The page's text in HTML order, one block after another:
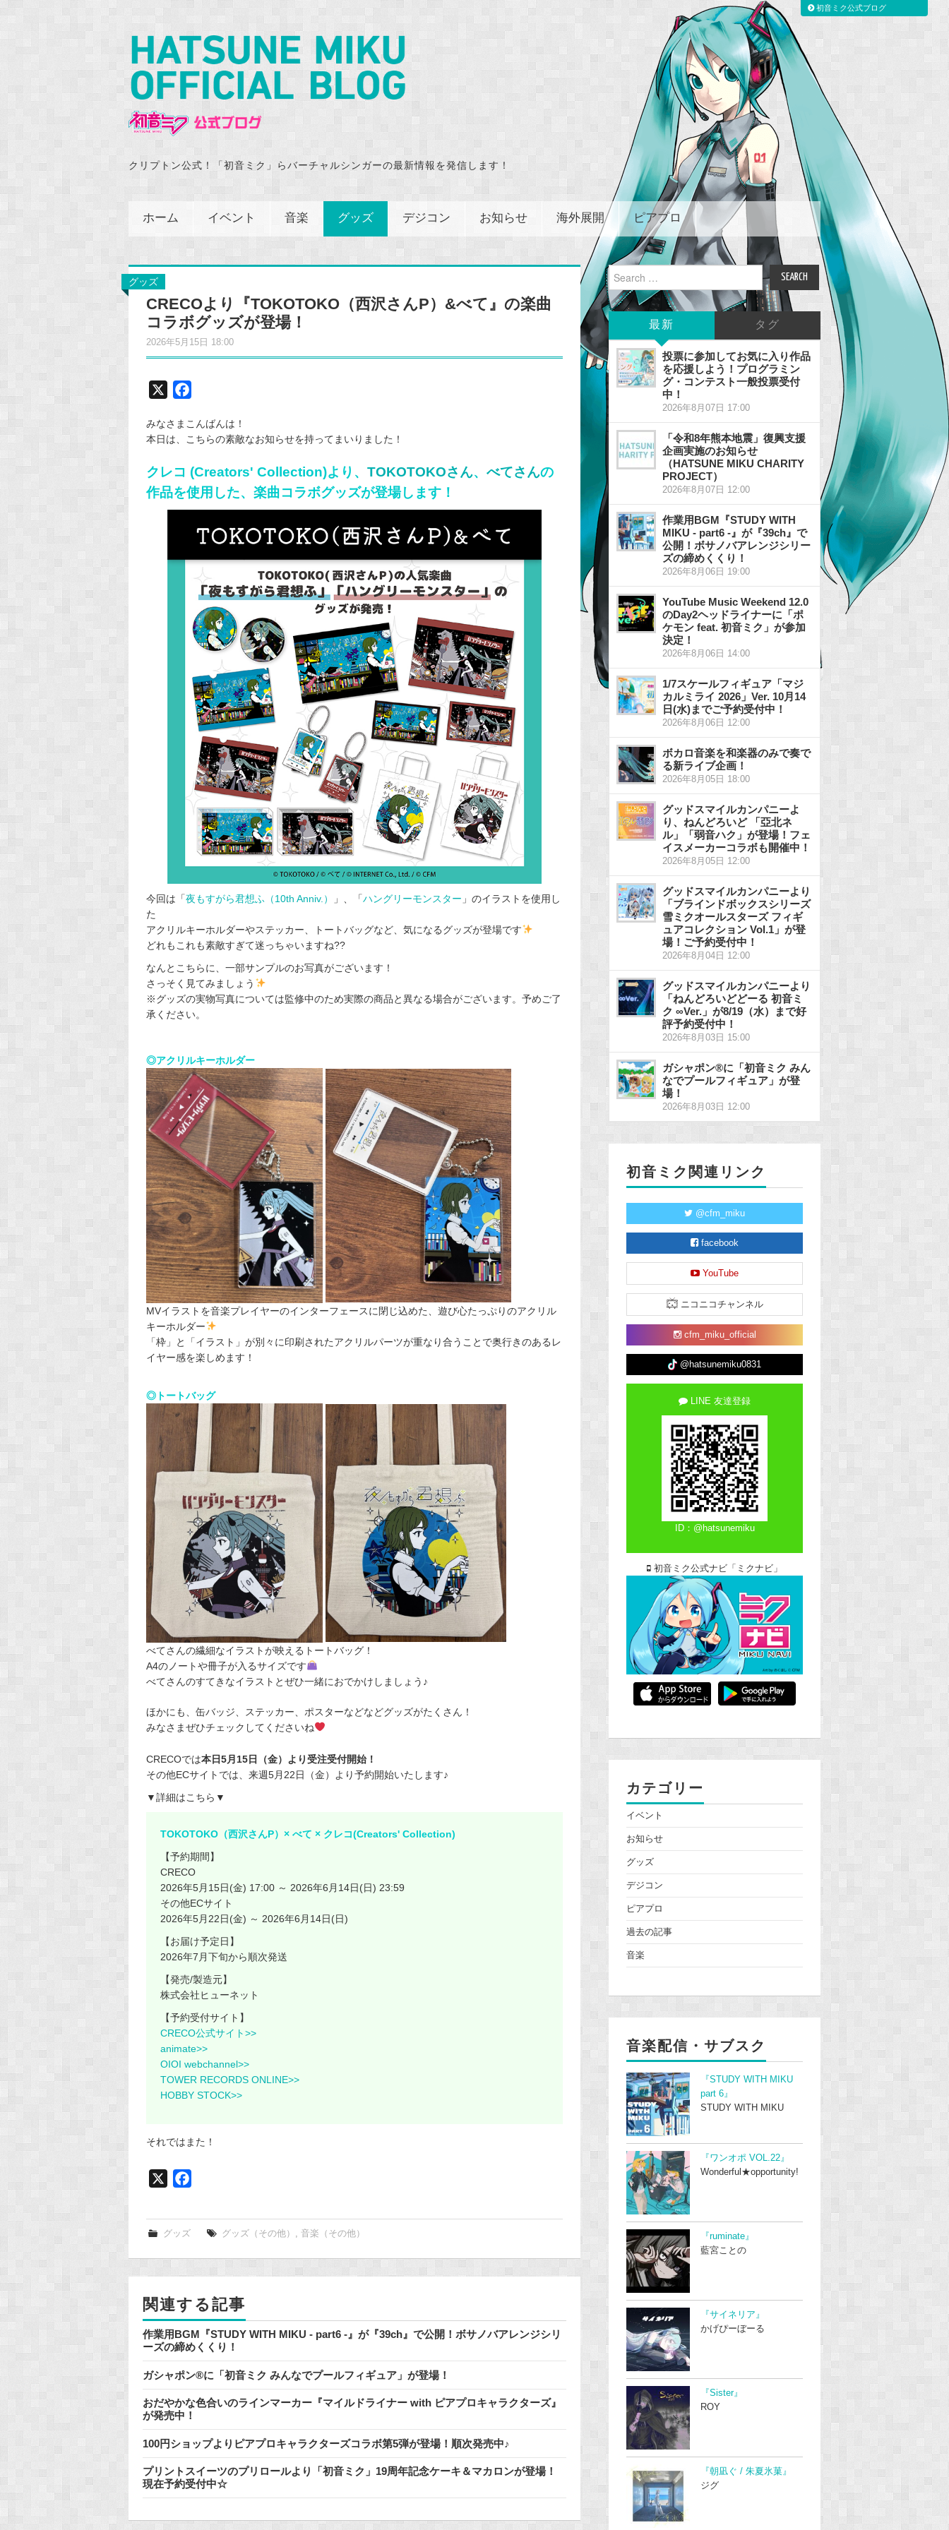
クリプトン公式！「初音ミク」らバーチャルシンガーの最新情報を発信します！
ホーム イベント 音楽 グッズ デジコン お知らせ 海外展開 ピアプロ
グッズ
CRECOより『TOKOTOKO（西沢さんP）&べて』の楽曲
コラボグッズが登場！
2026年5月15日 18:00
c
e
o
o
みなさまこんばんは！
本日は、こちらの素敵なお知らせを持ってまいりました！
クレコ (Creators' Collection)より、 TOKOTOKOさん、 べてさんの
作品を使用した、楽曲コラボグッズが登場します！
今回は「夜もすがら君想ふ（10th Anniv.） 」、「ハングリーモンスター 」のイラストを使用し
た
アクリルキーホルダーやステッカー、トートバッグなど、気になるグッズが登場です
どれもこれも素敵すぎて迷っちゃいますね?‍?
なんとこちらに、一部サンプルのお写真がございます！
さっそく見てみましょう
※グッズの実物写真については監修中のため実際の商品と異なる場合がございます。予めご了
承ください。
◎アクリルキーホルダー
MVイラストを音楽プレイヤーのインターフェースに閉じ込めた、遊び心たっぷりのアクリル
キーホルダー
「枠」と「イラスト」が別々に印刷されたアクリルパーツが重なり合うことで奥行きのあるレ
イヤー感を楽しめます！
◎トートバッグ
べてさんの繊細なイラストが映えるトートバッグ！
A4のノートや冊子が入るサイズです
べてさんのすてきなイラストとぜひ一緒におでかけしましょう♪
ほかにも、缶バッジ、ステッカー、ポスターなどなどグッズがたくさん！
みなさまぜひチェックしてくださいね
CRECOでは本日5月15日（金）より受注受付開始！
その他ECサイトでは、来週5月22日（金）より予約開始いたします♪
▼詳細はこちら▼
TOKOTOKO（西沢さんP）× べて × クレコ(Creators' Collection)
【予約期間】
CRECO
2026年5月15日(金) 17:00 ～ 2026年6月14日(日) 23:59
その他ECサイト
2026年5月22日(金) ～ 2026年6月14日(日)
【お届け予定日】
2026年7月下旬から順次発送
【発売/製造元】
株式会社ヒューネット
【予約受付サイト】
CRECO公式サイト>>
animate>>
OIOI webchannel>>
TOWER RECORDS ONLINE>>
HOBBY STOCK>>
それではまた！
k
グッズ グッズ（その他） ,音楽（その他）
関連する記事
作業用BGM『STUDY WITH MIKU - part6 -』が『39ch』で公開！ボサノバアレンジシリ
ーズの締めくくり！
ガシャポン®に「初音ミク みんなでプールフィギュア」が登場！
おだやかな色合いのラインマーカー『マイルドライナー with ピアプロキャラクターズ』
が発売中！
100円ショップよりピアプロキャラクターズコラボ第5弾が登場！順次発売中♪
プリントスイーツのプリロールより「初音ミク」19周年記念ケーキ＆マカロンが登場！
現在予約受付中☆
Search
for:
最新 タグ
投票に参加してお気に入り作品
を応援しよう！プログラミン
グ・コンテスト一般投票受付
中！
2026年8月07日 17:00
「令和8年熊本地震」復興支援
企画実施のお知らせ
（HATSUNE MIKU CHARITY
PROJECT）
2026年8月07日 12:00
作業用BGM『STUDY WITH
MIKU - part6 -』が『39ch』で
公開！ボサノバアレンジシリー
ズの締めくくり！
2026年8月06日 19:00
YouTube Music Weekend 12.0
のDay2ヘッドライナーに「ポ
ケモン feat. 初音ミク」が参加
決定！
2026年8月06日 14:00
1/7スケールフィギュア「マジ
カルミライ 2026」Ver. 10月14
日(水)までご予約受付中！
2026年8月06日 12:00
ボカロ音楽を和楽器のみで奏で
る新ライブ企画！
2026年8月05日 18:00
グッドスマイルカンパニーよ
り、ねんどろいど 「亞北ネ
ル」「弱音ハク」が登場！フェ
イスメーカーコラボも開催中！
2026年8月05日 12:00
グッドスマイルカンパニーより
「ブラインドボックスシリーズ
雪ミクオールスターズ フィギ
ュアコレクション Vol.1」が登
場！ご予約受付中！
2026年8月04日 12:00
グッドスマイルカンパニーより
「ねんどろいどどーる 初音ミ
ク ∞Ver.」が8/19（水）まで好
評予約受付中！
2026年8月03日 15:00
ガシャポン®に「初音ミク みん
なでプールフィギュア」が登
場！
2026年8月03日 12:00
初音ミク関連リンク
@cfm_miku
facebook
YouTube
ニコニコチャンネル
cfm_miku_official
@hatsunemiku0831
LINE 友達登録
ID：@hatsunemiku
初音ミク公式ナビ「ミクナビ」
カテゴリー
イベント
お知らせ
グッズ
デジコン
ピアプロ
過去の記事
音楽
音楽配信・サブスク
『STUDY WITH MIKU
part 6』
STUDY WITH MIKU
『ワンオポ VOL.22』
Wonderful★opportunity!
『ruminate』
藍宮ことの
『サイネリア』
かげぴーぼーる
『Sister』
ROY
『朝凪ぐ / 朱夏氷菓』
ジグ
初音ミク公式ブログ